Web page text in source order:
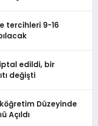
tercihleri 9-16
iptal edildi, bir
değişti
Düzeyinde
Açıldı